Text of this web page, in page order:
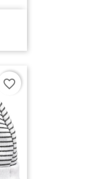
favorite_border